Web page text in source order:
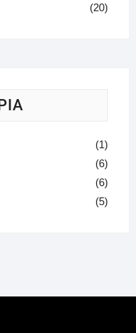
(20)
(1)
(6)
(6)
(5)